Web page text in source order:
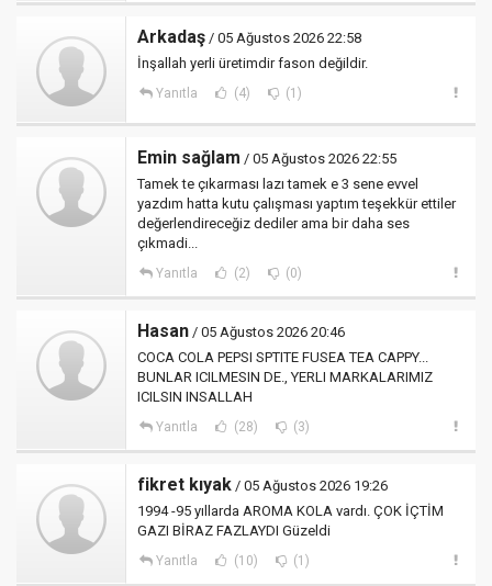
Arkadaş / 05 Ağustos 2026 22:58
İnşallah yerli üretimdir fason değildir.
Yanıtla (4) (1)
Emin sağlam / 05 Ağustos 2026 22:55
Tamek te çıkarması lazı tamek e 3 sene evvel
yazdım hatta kutu çalışması yaptım teşekkür ettiler
değerlendireceğiz dediler ama bir daha ses
çıkmadi...
Yanıtla (2) (0)
Hasan / 05 Ağustos 2026 20:46
COCA COLA PEPSI SPTITE FUSEA TEA CAPPY...
BUNLAR ICILMESIN DE., YERLI MARKALARIMIZ
ICILSIN INSALLAH
Yanıtla (28) (3)
fikret kıyak / 05 Ağustos 2026 19:26
1994 -95 yıllarda AROMA KOLA vardı. ÇOK İÇTİM
GAZI BİRAZ FAZLAYDI Güzeldi
Yanıtla (10) (1)